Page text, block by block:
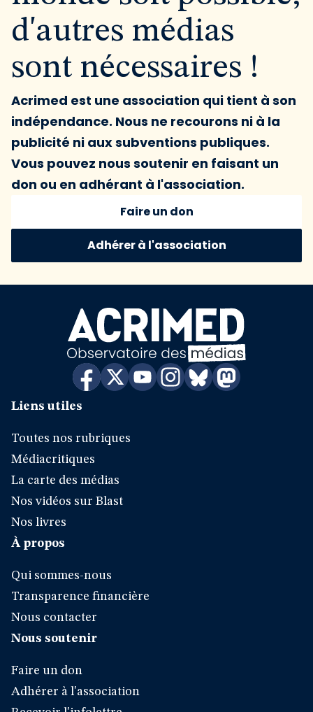
d'autres médias
sont nécessaires !
Acrimed est une association qui tient à son
indépendance. Nous ne recourons ni à la
publicité ni aux subventions publiques.
Vous pouvez nous soutenir en faisant un
don ou en adhérant à l'association.
Faire un don
Adhérer à l'association
Liens utiles
Toutes nos rubriques
Médiacritiques
La carte des médias
Nos vidéos sur Blast
Nos livres
À propos
Qui sommes-nous
Transparence financière
Nous contacter
Nous soutenir
Faire un don
Adhérer à l'association